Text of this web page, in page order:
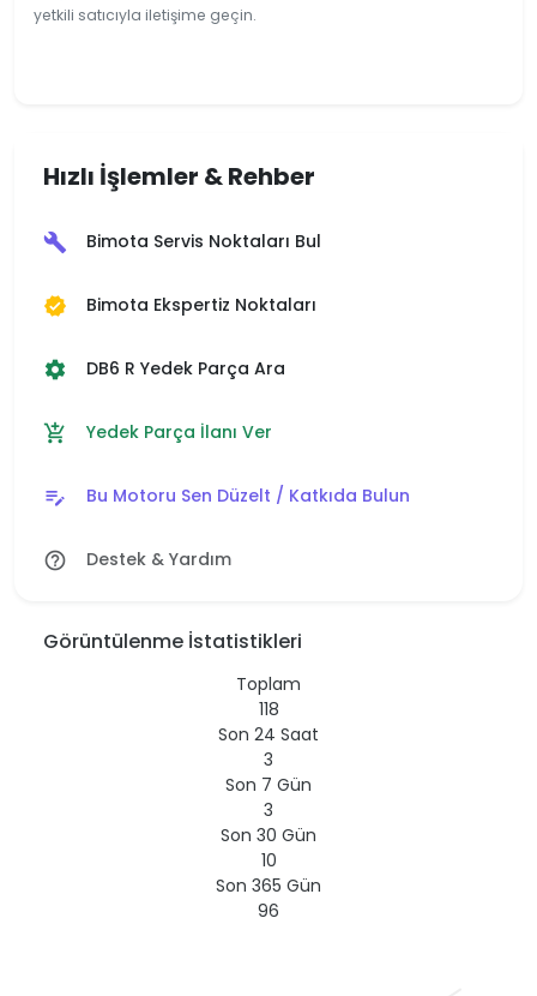
yetkili satıcıyla iletişime geçin.
Hızlı İşlemler & Rehber
build Bimota Servis Noktaları Bul
verified Bimota Ekspertiz Noktaları
settings DB6 R Yedek Parça Ara
add_shopping_cart Yedek Parça İlanı Ver
edit_note Bu Motoru Sen Düzelt / Katkıda Bulun
help_outline Destek & Yardım
Görüntülenme İstatistikleri
Toplam
118
Son 24 Saat
3
Son 7 Gün
3
Son 30 Gün
10
Son 365 Gün
96